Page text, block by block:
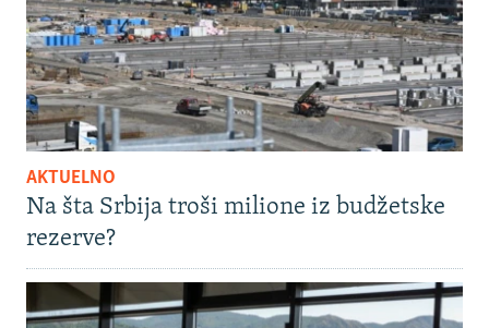
AKTUELNO
Na šta Srbija troši milione iz budžetske
rezerve?